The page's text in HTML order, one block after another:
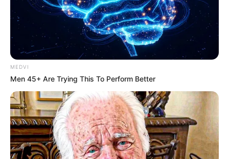
MEDVI
Men 45+ Are Trying This To Perform Better